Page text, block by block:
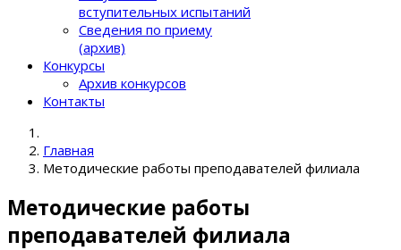
вступительных испытаний
Сведения по приему
(архив)
Конкурсы
Архив конкурсов
Контакты
Главная
Методические работы преподавателей филиала
Методические работы
преподавателей филиала